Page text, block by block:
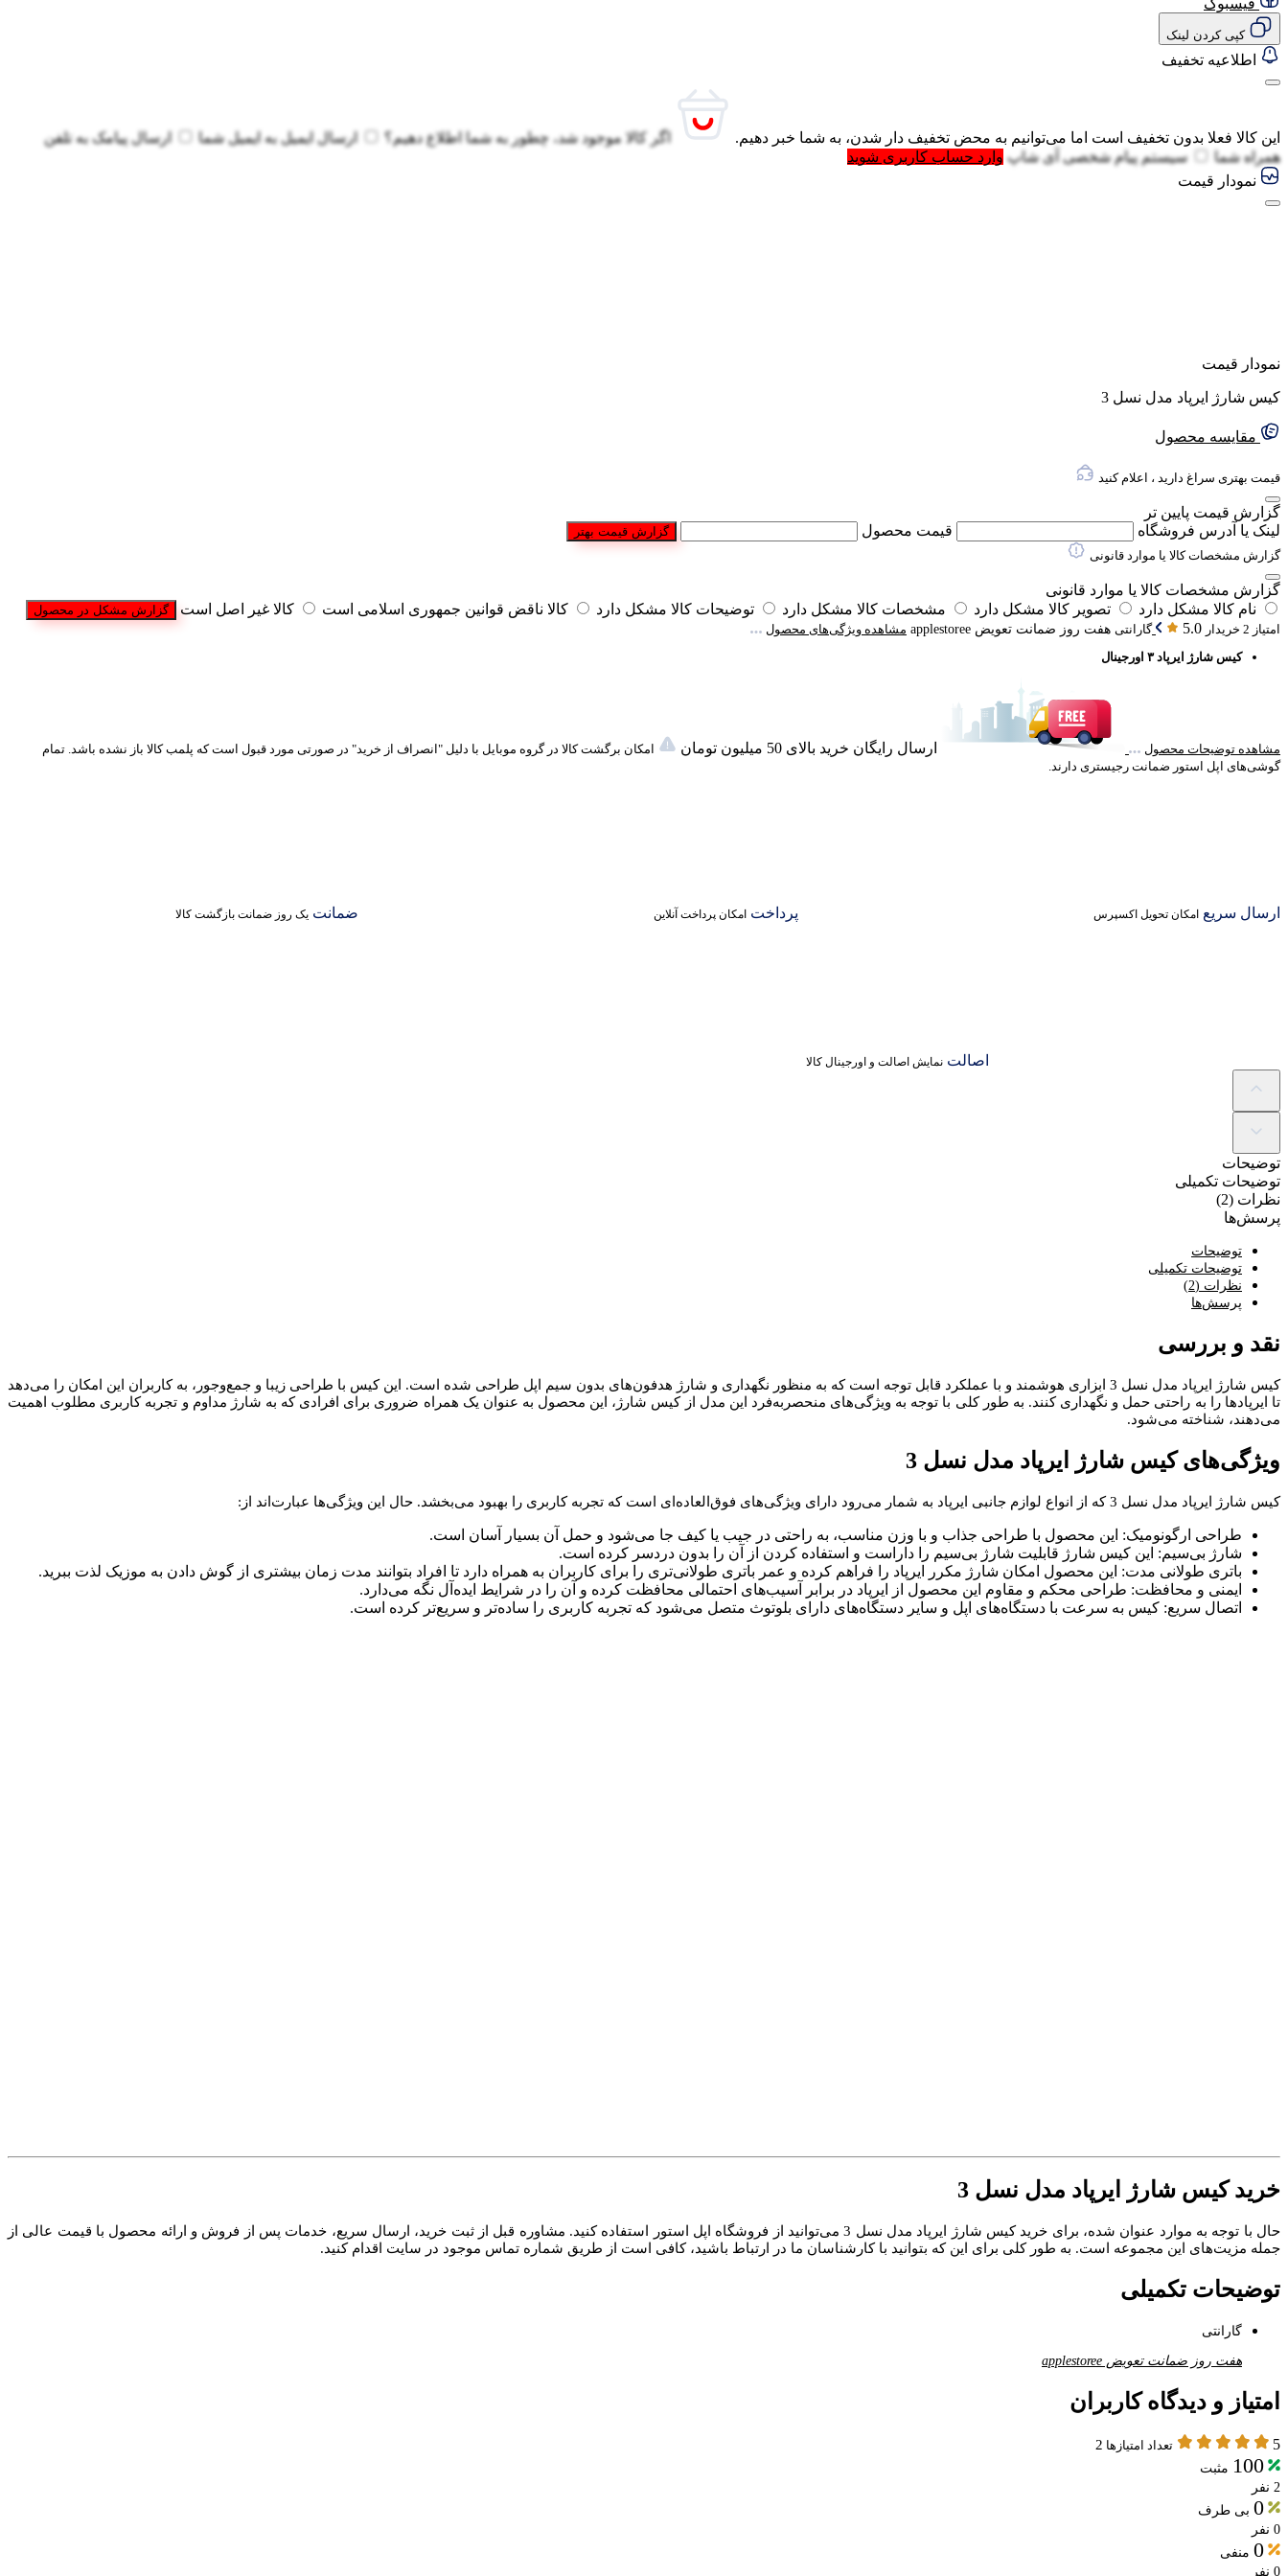
کپی کردن لینک
اطلاعیه تخفیف
این کالا فعلا بدون تخفیف است اما می‌توانیم به محض تخفیف دار شدن، به شما خبر دهیم. اگر کالا موجود شد، چطور به شما اطلاع دهیم؟ ارسال ایمیل به ایمیل شما ارسال پیامک به تلفن
همراه شما
سیستم پیام شخصی آی شاپ وارد حساب کاربری شوید
نمودار قیمت
نمودار قیمت
کیس شارژ ایرپاد مدل نسل 3
مقایسه محصول
قیمت بهتری سراغ دارید ، اعلام کنید
گزارش قیمت پایین تر
لینک یا آدرس فروشگاه
قیمت محصول
گزارش قیمت بهتر
گزارش مشخصات کالا یا موارد قانونی
گزارش مشخصات کالا یا موارد قانونی
نام کالا مشکل دارد
تصویر کالا مشکل دارد مشخصات کالا مشکل دارد توضیحات کالا مشکل دارد کالا ناقض قوانین جمهوری اسلامی است کالا غیر اصل است
گزارش مشکل در محصول
امتیاز 2 خریدار
5.0 گارانتی هفت روز ضمانت تعویض applestoree
مشاهده ویژگی‌های محصول
کیس شارژ ایرپاد ۳ اورجینال
مشاهده توضیحات محصول ارسال رایگان خرید بالای 50 میلیون تومان
امکان برگشت کالا در گروه موبایل با دلیل "انصراف از خرید" در صورتی مورد قبول است که پلمب کالا باز نشده باشد. تمام
گوشی‌های اپل استور ضمانت رجیستری دارند.
ارسال سریع امکان تحویل اکسپرس پرداخت امکان پرداخت آنلاین ضمانت یک روز ضمانت بازگشت کالا
اصالت نمایش اصالت و اورجینال کالا
توضیحات
توضیحات تکمیلی
نظرات (2)
پرسش‌ها
توضیحات
توضیحات تکمیلی
نظرات (2)
پرسش‌ها
نقد و بررسی
کیس شارژ ایرپاد مدل نسل 3 ابزاری هوشمند و با عملکرد قابل توجه است که به منظور نگهداری و شارژ هدفون‌های بدون سیم اپل طراحی شده است. این کیس با طراحی زیبا و جمع‌وجور، به کاربران این امکان را می‌دهد
تا ایرپادها را به راحتی حمل و نگهداری کنند. به طور کلی با توجه به ویژگی‌های منحصربه‌فرد این مدل از کیس شارژ، این محصول به عنوان یک همراه ضروری برای افرادی که به شارژ مداوم و تجربه کاربری مطلوب اهمیت
می‌دهند، شناخته می‌شود.
ویژگی‌های کیس شارژ ایرپاد مدل نسل 3
کیس شارژ ایرپاد مدل نسل 3 که از انواع لوازم جانبی ایرپاد به شمار می‌رود دارای ویژگی‌های فوق‌العاده‌ای است که تجربه کاربری را بهبود می‌بخشد. حال این ویژگی‌ها عبارت‌اند از:
طراحی ارگونومیک: این محصول با طراحی جذاب و با وزن مناسب، به راحتی در جیب یا کیف جا می‌شود و حمل آن بسیار آسان است.
شارژ بی‌سیم: این کیس شارژ قابلیت شارژ بی‌سیم را داراست و استفاده کردن از آن را بدون دردسر کرده است.
باتری طولانی ‌مدت: این محصول امکان شارژ مکرر ایرپاد را فراهم کرده و عمر باتری طولانی‌تری را برای کاربران به همراه دارد تا افراد بتوانند مدت زمان بیشتری از گوش دادن به موزیک لذت ببرید.
ایمنی و محافظت: طراحی محکم و مقاوم این محصول از ایرپاد در برابر آسیب‌های احتمالی محافظت کرده و آن‌ را در شرایط ایده‌آل نگه می‌دارد.
اتصال سریع: کیس به سرعت با دستگاه‌های اپل و سایر دستگاه‌های دارای بلوتوث متصل می‌شود که تجربه کاربری را ساده‌تر و سریع‌تر کرده است.
خرید کیس شارژ ایرپاد مدل نسل 3
حال با توجه به موارد عنوان شده، برای خرید کیس شارژ ایرپاد مدل نسل 3 می‌توانید از فروشگاه اپل استور استفاده کنید. مشاوره قبل از ثبت خرید، ارسال سریع، خدمات پس از فروش و ارائه محصول با قیمت عالی از
جمله مزیت‌های این مجموعه است. به طور کلی برای این که بتوانید با کارشناسان ما در ارتباط باشید، کافی است از طریق شماره تماس موجود در سایت اقدام کنید.
توضیحات تکمیلی
گارانتی
هفت روز ضمانت تعویض applestoree
امتیاز و دیدگاه کاربران
5 تعداد امتیازها 2
100 مثبت
2 نفر
0 بی طرف
0 نفر
0 منفی
0 نفر